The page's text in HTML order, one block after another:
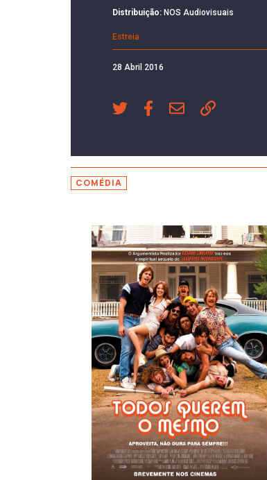
Distribuição: NOS Audiovisuais
Estreia
28 Abril 2016
COMÉDIA